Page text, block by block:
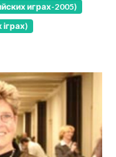
играх-2005)